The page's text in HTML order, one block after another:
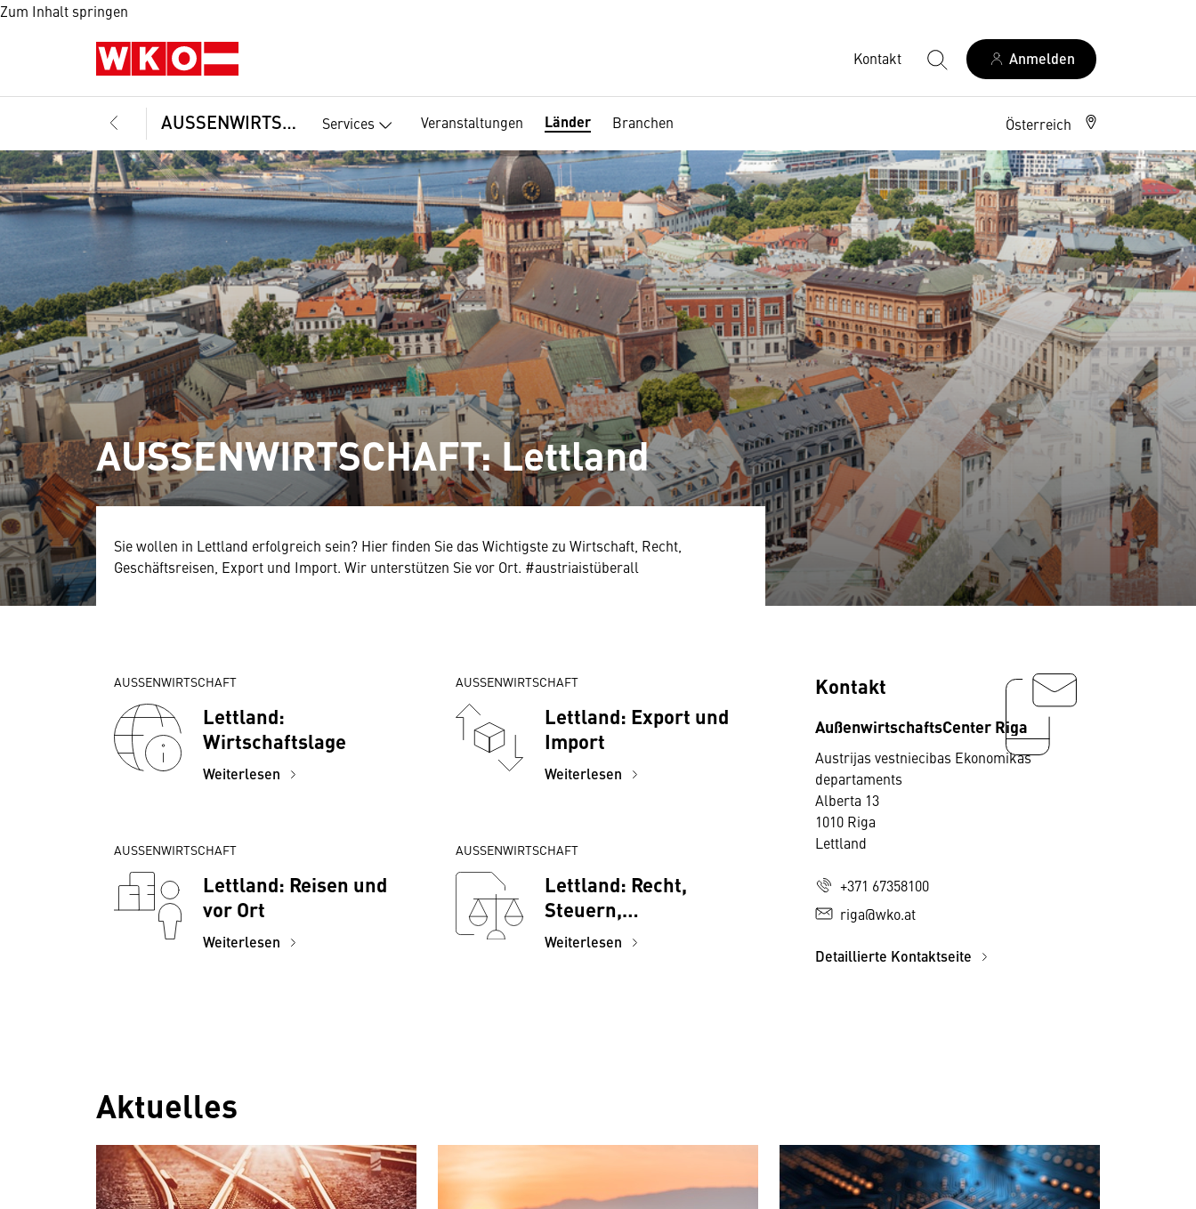
Zum Inhalt springen
Kontakt Anmelden
AUSSENWIRTSCHAFT Services Veranstaltungen Länder Branchen Österreich
AUSSENWIRTSCHAFT: Lettland
Sie wollen in Lettland erfolgreich sein? Hier finden Sie das Wichtigste zu Wirtschaft, Recht,
Geschäftsreisen, Export und Import. Wir unterstützen Sie vor Ort. #austriaistüberall
AUSSENWIRTSCHAFT
Lettland:
Wirtschaftslage
Weiterlesen
AUSSENWIRTSCHAFT
Lettland: Export und
Import
Weiterlesen
AUSSENWIRTSCHAFT
Lettland: Reisen und
vor Ort
Weiterlesen
AUSSENWIRTSCHAFT
Lettland: Recht,
Steuern,
Investitionen
Weiterlesen
Kontakt
AußenwirtschaftsCenter Riga
Austrijas vestniecibas Ekonomikas
departaments
Alberta 13
1010 Riga
Lettland
+371 67358100
riga@wko.at
Detaillierte Kontaktseite
Aktuelles